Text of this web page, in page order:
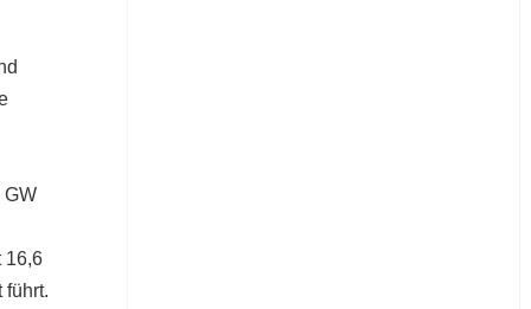
GW
16,6
führt.